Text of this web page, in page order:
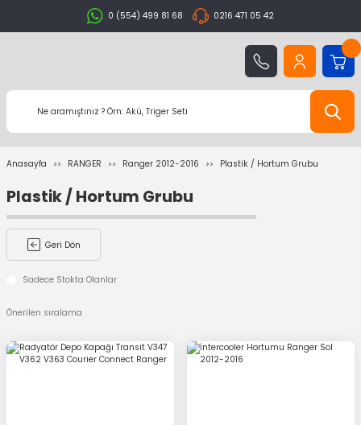
0 (554) 499 81 68 0216 471 05 42
Anasayfa RANGER Ranger 2012-2016 Plastik / Hortum Grubu
Plastik / Hortum Grubu
Geri Dön
Sadece Stokta Olanlar